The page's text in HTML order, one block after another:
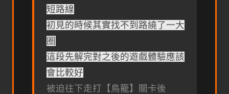
短路線
初見的時候其實找不到路繞了一大
圈
這段先解完對之後的遊戲體驗應該
會比較好
被迫往下走打【鳥籠】關卡後